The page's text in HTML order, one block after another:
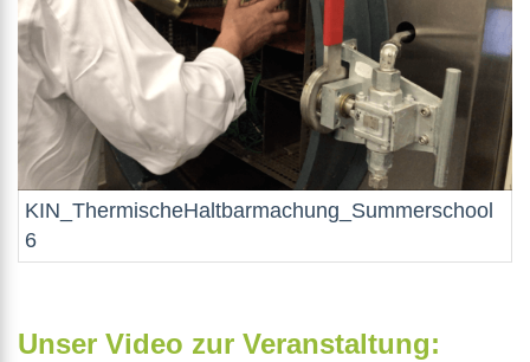
KIN_ThermischeHaltbarmachung_Summerschool
6
Unser Video zur Veranstaltung: